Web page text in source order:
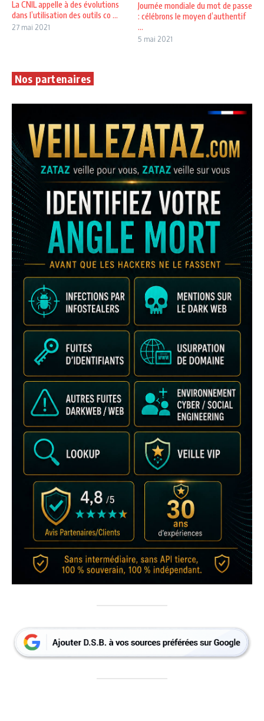
La CNIL appelle à des évolutions
dans l’utilisation des outils co ...
27 mai 2021
Journée mondiale du mot de passe
: célébrons le moyen d’authentif
...
5 mai 2021
Nos partenaires